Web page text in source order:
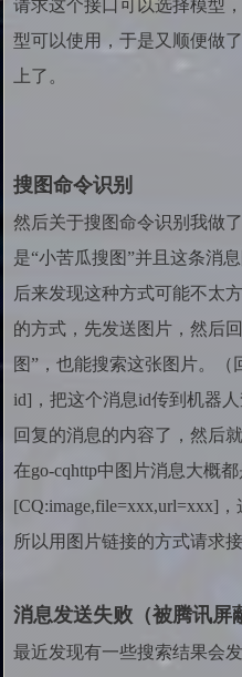
请求这个接口可以选择模型
型可以使用，于是又顺便做
上了。
搜图命令识别
然后关于搜图命令识别我做
是“小苦瓜搜图”并且这条消
后来发现这种方式可能不太
的方式，先发送图片，然后
图”，也能搜索这张图片。（
id]，把这个消息id传到机器
回复的消息的内容了，然后
在go-cqhttp中图片消息大概都
[CQ:image,file=xxx,url=xxx]
所以用图片链接的方式请求
消息发送失败（被腾讯屏
最近发现有一些搜索结果会